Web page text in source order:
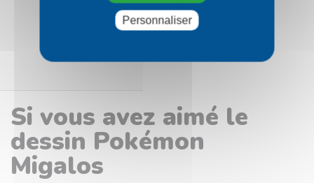
Si vous avez aimé le
dessin Pokémon
Migalos
Personnaliser